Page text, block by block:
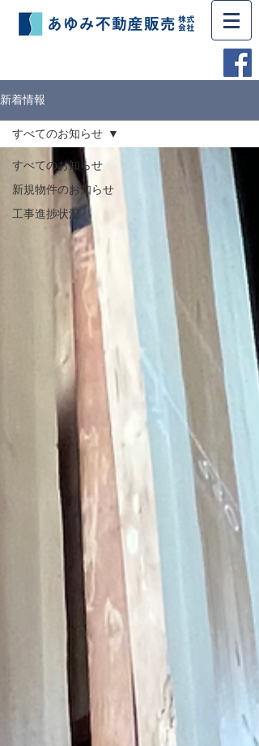
新着情報
すべてのお知らせ
新規物件のお知らせ
工事進捗状況
すべてのお知らせ